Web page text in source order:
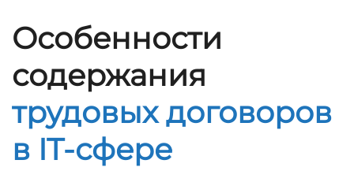
Особенности
содержания
трудовых договоров
в IT-сфере